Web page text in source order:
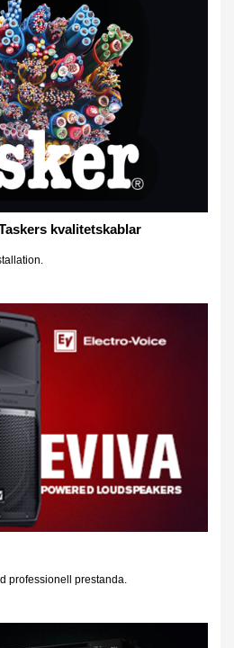
kvalitetskablar
professionell prestanda.